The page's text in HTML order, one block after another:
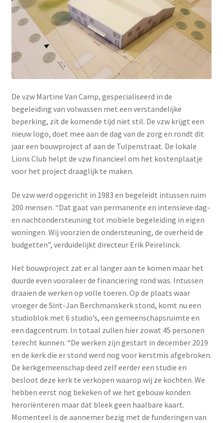
De vzw Martine Van Camp, gespecialiseerd in de
begeleiding van volwassen met een verstandelijke
beperking, zit de komende tijd niet stil. De vzw krijgt een
nieuw logo, doet mee aan de dag van de zorg en rondt dit
jaar een bouwproject af aan de Tulpenstraat. De lokale
Lions Club helpt de vzw financieel om het kostenplaatje
voor het project draaglijk te maken.
De vzw werd opgericht in 1983 en begeleidt intussen ruim
200 mensen. “Dat gaat van permanente en intensieve dag-
en nachtondersteuning tot mobiele begeleiding in eigen
woningen. Wij voorzien de ondersteuning, de overheid de
budgetten”, verduidelijkt directeur Erik Peirelinck.
Het bouwproject zat er al langer aan te komen maar het
duurde even vooraleer de financiering rond was. Intussen
draaien de werken op volle toeren. Op de plaats waar
vroeger de Sint-Jan Berchmanskerk stond, komt nu een
studioblok met 6 studio’s, een gemeenschapsruimte en
een dagcentrum. In totaal zullen hier zowat 45 personen
terecht kunnen. “De werken zijn gestart in december 2019
en de kerk die er stond werd nog voor kerstmis afgebroken.
De kerkgemeenschap deed zelf eerder een studie en
besloot deze kerk te verkopen waarop wij ze kochten. We
hebben eerst nog bekeken of we het gebouw konden
heroriënteren maar dat bleek geen haalbare kaart.
Momenteel is de aannemer bezig met de funderingen van